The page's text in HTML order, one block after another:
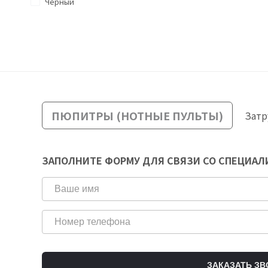
ПЮПИТРЫ (НОТНЫЕ ПУЛЬТЫ)
ЗАПОЛНИТЕ ФОРМУ ДЛЯ СВЯЗИ СО
ЗАКАЗАТЬ